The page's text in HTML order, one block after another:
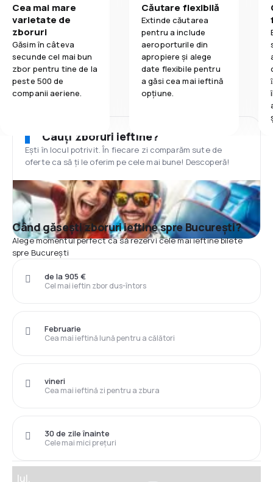
Cea mai mare
varietate de
zboruri
Găsim în câteva
secunde cel mai bun
zbor pentru tine de la
peste 500 de
companii aeriene.
Căutare flexibilă
Extinde căutarea
pentru a include
aeroporturile din
apropiere și alege
date flexibile pentru
a găsi cea mai ieftină
opțiune.
Cauți zboruri ieftine?
Ești în locul potrivit. În fiecare zi comparăm sute de
oferte ca să ți le oferim pe cele mai bune! Descoperă!
Când găsești zboruri ieftine spre București?
Alege momentul perfect ca să rezervi cele mai ieftine bilete
spre București
Cel mai ieftin zbor dus-întors
de la 905 €
Cea mai ieftină lună pentru a călători
Februarie
Cea mai ieftină zi pentru a zbura
vineri
Cele mai mici prețuri
30 de zile înainte
Iul.